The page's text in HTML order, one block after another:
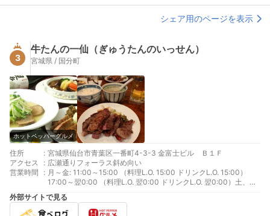
シェア用のページを表示
3
牛たんの一仙（ぎゅうたんのいっせん）
宮城県 / 国分町
ホットペッパーグルメ
住所 : 宮城県仙台市青葉区一番町4-3-3 金富士ビル Ｂ１Ｆ
アクセス
: 広瀬通りフォーラス斜め向い
営業時間
: 月～金: 11:00～15:00 （料理L.O. 15:00 ドリンクL.O. 15:00）
17:00～翌0:00 （料理L.O. 翌0:00 ドリンクL.O. 翌0:00）土、祝
日: 11:00～翌0:00 （料理L.O. 翌0:00 ドリンクL.O. 翌0:00）日:
11:00～22:00 （料理L.O. 22:00 ドリンクL.O. 22:00）祝前日:
11:00～翌0:00
外部サイトで見る